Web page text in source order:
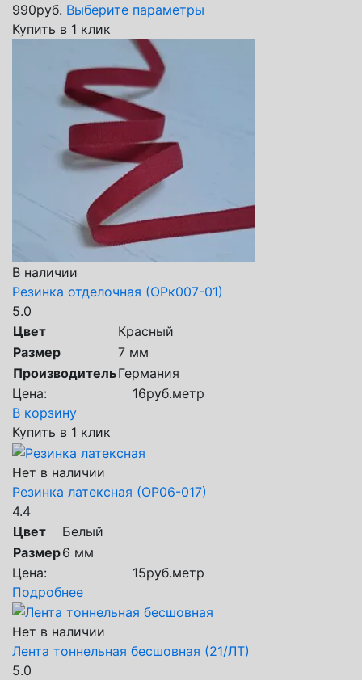
990руб. Выберите параметры
Купить в 1 клик
В наличии
Резинка отделочная (ОРк007-01)
5.0
Цвет
Красный
Размер
7 мм
ПроизводительГермания
Цена:
16руб.метр
В корзину
Купить в 1 клик
Нет в наличии
Резинка латексная (ОР06-017)
4.4
Цвет
Белый
Размер6 мм
Цена:
15руб.метр
Подробнее
Нет в наличии
Лента тоннельная бесшовная (21/ЛТ)
5.0